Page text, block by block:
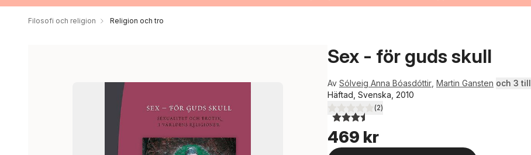
Filosofi och religion Religion och tro
Sex - för guds skull
Av Sólveig Anna Bóasdóttir Martin Gansten och 3 till
Häftad, Svenska, 2010
3,5utav 5 stjärnor. Totalt antal röster:
(2)
469 kr